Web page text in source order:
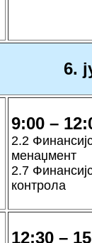
6.
9:00 –
2.2
менаџмент
2.7
контрола
12:30 –